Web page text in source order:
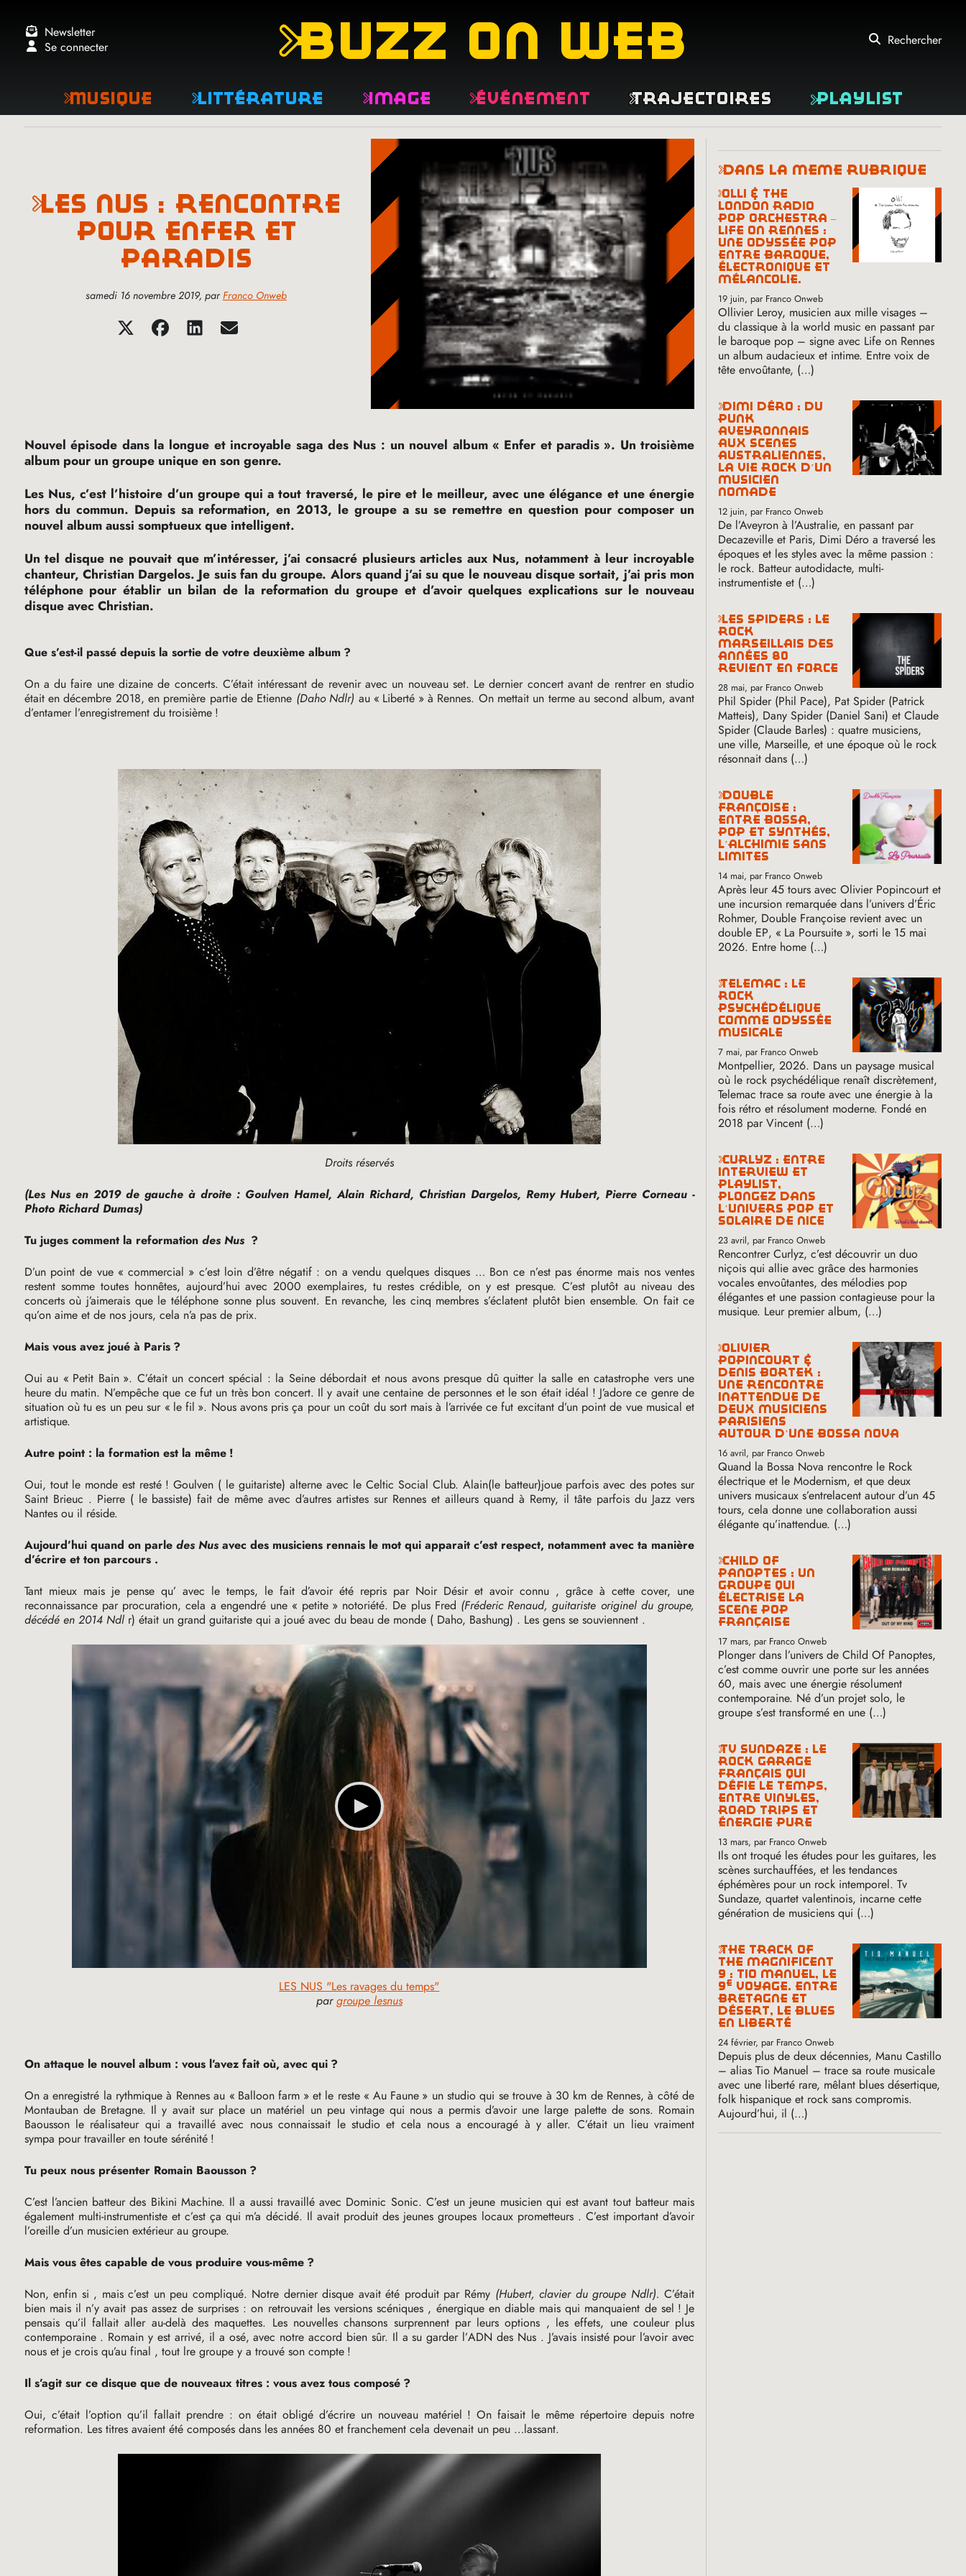
Newsletter
Se connecter
buzz on web Rechercher
Musique Littérature Image Événement Trajectoires Playlist
les nus : rencontre
pour enfer et
paradis
samedi 16 novembre 2019, parFranco Onweb
Nouvel épisode dans la longue et incroyable saga des Nus : un nouvel album « Enfer et paradis ». Un troisième
album pour un groupe unique en son genre.
Les Nus, c’est l’histoire d’un groupe qui a tout traversé, le pire et le meilleur, avec une élégance et une énergie
hors du commun. Depuis sa reformation, en 2013, le groupe a su se remettre en question pour composer un
nouvel album aussi somptueux que intelligent.
Un tel disque ne pouvait que m’intéresser, j’ai consacré plusieurs articles aux Nus, notamment à leur incroyable
chanteur, Christian Dargelos. Je suis fan du groupe. Alors quand j’ai su que le nouveau disque sortait, j’ai pris mon
téléphone pour établir un bilan de la reformation du groupe et d’avoir quelques explications sur le nouveau
disque avec Christian.
Que s’est-il passé depuis la sortie de votre deuxième album ?
On a du faire une dizaine de concerts. C’était intéressant de revenir avec un nouveau set. Le dernier concert avant de rentrer en studio
était en décembre 2018, en première partie de Etienne (Daho Ndlr) au « Liberté » à Rennes. On mettait un terme au second album, avant
d’entamer l’enregistrement du troisième !
Droits réservés
(Les Nus en 2019 de gauche à droite : Goulven Hamel, Alain Richard, Christian Dargelos, Remy Hubert, Pierre Corneau -
Photo Richard Dumas)
Tu juges comment la reformation des Nus ?
D’un point de vue « commercial » c’est loin d’être négatif : on a vendu quelques disques … Bon ce n’est pas énorme mais nos ventes
restent somme toutes honnêtes, aujourd’hui avec 2000 exemplaires, tu restes crédible, on y est presque. C’est plutôt au niveau des
concerts où j’aimerais que le téléphone sonne plus souvent. En revanche, les cinq membres s’éclatent plutôt bien ensemble. On fait ce
qu’on aime et de nos jours, cela n’a pas de prix.
Mais vous avez joué à Paris ?
Oui au « Petit Bain ». C’était un concert spécial : la Seine débordait et nous avons presque dû quitter la salle en catastrophe vers une
heure du matin. N’empêche que ce fut un très bon concert. Il y avait une centaine de personnes et le son était idéal ! J’adore ce genre de
situation où tu es un peu sur « le fil ». Nous avons pris ça pour un coût du sort mais à l’arrivée ce fut excitant d’un point de vue musical et
artistique.
Autre point : la formation est la même !
Oui, tout le monde est resté ! Goulven ( le guitariste) alterne avec le Celtic Social Club. Alain(le batteur)joue parfois avec des potes sur
Saint Brieuc . Pierre ( le bassiste) fait de même avec d’autres artistes sur Rennes et ailleurs quand à Remy, il tâte parfois du Jazz vers
Nantes ou il réside.
Aujourd’hui quand on parle des Nus avec des musiciens rennais le mot qui apparait c’est respect, notamment avec ta manière
d’écrire et ton parcours .
Tant mieux mais je pense qu’ avec le temps, le fait d’avoir été repris par Noir Désir et avoir connu , grâce à cette cover, une
reconnaissance par procuration, cela a engendré une « petite » notoriété. De plus Fred (Fréderic Renaud, guitariste originel du groupe,
décédé en 2014 Ndl r) était un grand guitariste qui a joué avec du beau de monde ( Daho, Bashung) . Les gens se souviennent .
LES NUS "Les ravages du temps"
pargroupe lesnus
On attaque le nouvel album : vous l’avez fait où, avec qui ?
On a enregistré la rythmique à Rennes au « Balloon farm » et le reste « Au Faune » un studio qui se trouve à 30 km de Rennes, à côté de
Montauban de Bretagne. Il y avait sur place un matériel un peu vintage qui nous a permis d’avoir une large palette de sons. Romain
Baousson le réalisateur qui a travaillé avec nous connaissait le studio et cela nous a encouragé à y aller. C’était un lieu vraiment
sympa pour travailler en toute sérénité !
Tu peux nous présenter Romain Baousson ?
C’est l’ancien batteur des Bikini Machine. Il a aussi travaillé avec Dominic Sonic. C’est un jeune musicien qui est avant tout batteur mais
également multi-instrumentiste et c’est ça qui m’a décidé. Il avait produit des jeunes groupes locaux prometteurs . C’est important d’avoir
l’oreille d’un musicien extérieur au groupe.
Mais vous êtes capable de vous produire vous-même ?
Non, enfin si , mais c’est un peu compliqué. Notre dernier disque avait été produit par Rémy (Hubert, clavier du groupe Ndlr).C’était
bien mais il n’y avait pas assez de surprises : on retrouvait les versions scéniques , énergique en diable mais qui manquaient de sel ! Je
pensais qu’il fallait aller au-delà des maquettes. Les nouvelles chansons surprennent par leurs options , les effets, une couleur plus
contemporaine . Romain y est arrivé, il a osé, avec notre accord bien sûr. Il a su garder l’ADN des Nus . J’avais insisté pour l’avoir avec
nous et je crois qu’au final , tout lre groupe y a trouvé son compte !
Il s’agit sur ce disque que de nouveaux titres : vous avez tous composé ?
Oui, c’était l’option qu’il fallait prendre : on était obligé d’écrire un nouveau matériel ! On faisait le même répertoire depuis notre
reformation. Les titres avaient été composés dans les années 80 et franchement cela devenait un peu …lassant.
dans la même rubrique
olli & the
london radio
pop orchestra –
life on rennes :
une odyssée pop
entre baroque,
électronique et
mélancolie.
19 juin, par Franco Onweb
Ollivier Leroy, musicien aux mille visages –
du classique à la world music en passant par
le baroque pop – signe avec Life on Rennes
un album audacieux et intime. Entre voix de
tête envoûtante, (…)
dimi déro : du
punk
aveyronnais
aux scènes
australiennes,
la vie rock d’un
musicien
nomade
12 juin, par Franco Onweb
De l’Aveyron à l’Australie, en passant par
Decazeville et Paris, Dimi Déro a traversé les
époques et les styles avec la même passion :
le rock. Batteur autodidacte, multi-
instrumentiste et (…)
les spiders : le
rock
marseillais des
années 80
revient en force
28 mai, par Franco Onweb
Phil Spider (Phil Pace), Pat Spider (Patrick
Matteis), Dany Spider (Daniel Sani) et Claude
Spider (Claude Barles) : quatre musiciens,
une ville, Marseille, et une époque où le rock
résonnait dans (…)
double
françoise :
entre bossa,
pop et synthés,
l’alchimie sans
limites
14 mai, par Franco Onweb
Après leur 45 tours avec Olivier Popincourt et
une incursion remarquée dans l’univers d’Éric
Rohmer, Double Françoise revient avec un
double EP, « La Poursuite », sorti le 15 mai
2026. Entre home (…)
telemac : le
rock
psychédélique
comme odyssée
musicale
7 mai, par Franco Onweb
Montpellier, 2026. Dans un paysage musical
où le rock psychédélique renaît discrètement,
Telemac trace sa route avec une énergie à la
fois rétro et résolument moderne. Fondé en
2018 par Vincent (…)
curlyz : entre
interview et
playlist,
plongez dans
l’univers pop et
solaire de nice
23 avril, par Franco Onweb
Rencontrer Curlyz, c’est découvrir un duo
niçois qui allie avec grâce des harmonies
vocales envoûtantes, des mélodies pop
élégantes et une passion contagieuse pour la
musique. Leur premier album, (…)
olivier
popincourt &
denis bortek :
une rencontre
inattendue de
deux musiciens
parisiens
autour d’une bossa nova
16 avril, par Franco Onweb
Quand la Bossa Nova rencontre le Rock
électrique et le Modernism, et que deux
univers musicaux s’entrelacent autour d’un 45
tours, cela donne une collaboration aussi
élégante qu’inattendue. (…)
child of
panoptes : un
groupe qui
électrise la
scène pop
française
17 mars, par Franco Onweb
Plonger dans l’univers de Child Of Panoptes,
c’est comme ouvrir une porte sur les années
60, mais avec une énergie résolument
contemporaine. Né d’un projet solo, le
groupe s’est transformé en une (…)
tv sundaze : le
rock garage
français qui
défie le temps,
entre vinyles,
road trips et
énergie pure
13 mars, par Franco Onweb
Ils ont troqué les études pour les guitares, les
scènes surchauffées, et les tendances
éphémères pour un rock intemporel. Tv
Sundaze, quartet valentinois, incarne cette
génération de musiciens qui (…)
the track of
the magnificent
9 : tio manuel, le
9e voyage. entre
bretagne et
désert, le blues
en liberté
24 février, par Franco Onweb
Depuis plus de deux décennies, Manu Castillo
– alias Tio Manuel – trace sa route musicale
avec une liberté rare, mêlant blues désertique,
folk hispanique et rock sans compromis.
Aujourd’hui, il (…)